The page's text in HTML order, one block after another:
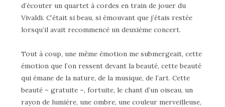
d’écouter un quartet à cordes en train de jouer du
Vivaldi. C’était si beau, si émouvant que j’étais restée
lorsqu’il avait recommencé un deuxième concert.
Tout à coup, une même émotion me submergeait, cette
émotion que l’on ressent devant la beauté, cette beauté
qui émane de la nature, de la musique, de l’art. Cette
beauté – gratuite –, fortuite, le chant d’un oiseau, un
rayon de lumière, une ombre, une couleur merveilleuse,